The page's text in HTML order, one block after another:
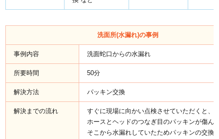
洗面所(水漏れ)の事例
事例内容 洗面蛇口からの水漏れ
所要時間 50分
解決方法 パッキン交換
解決までの流れ
すぐに現場に向かい点検させていただくと、
ホースとヘッドのつなぎ目のパッキンが傷ん
そこから水漏れしていたためパッキンの交換